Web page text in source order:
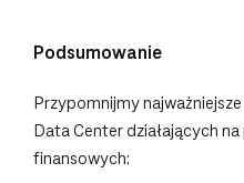
Podsumowanie
Przypomnijmy
Data Center działających
finansowych: